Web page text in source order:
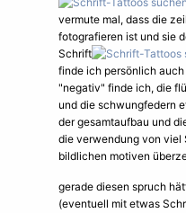
vermute mal, dass die
fotografieren ist und sie
Schrift
finde ich persönlich
"negativ" finde ich, die
und die schwungfedern
der gesamtaufbau und
die verwendung von viel
bildlichen motiven
gerade diesen spruch
(eventuell mit etwas